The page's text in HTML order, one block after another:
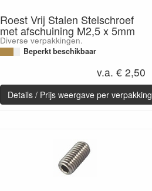
Roest Vrij Stalen Stelschroef
met afschuining M2,5 x 5mm
Diverse verpakkingen.
Beperkt beschikbaar
v.a. € 2,50
Details / Prijs weergave per verpakking